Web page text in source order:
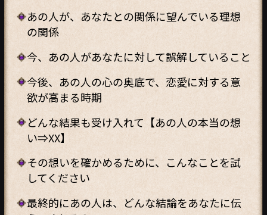
あの人が、あなたとの関係に望んでいる理想
の関係
今、あの人があなたに対して誤解していること
今後、あの人の心の奥底で、恋愛に対する意
欲が高まる時期
どんな結果も受け入れて【あの人の本当の想
い⇒XX】
その想いを確かめるために、こんなことを試
してください
最終的にあの人は、どんな結論をあなたに伝